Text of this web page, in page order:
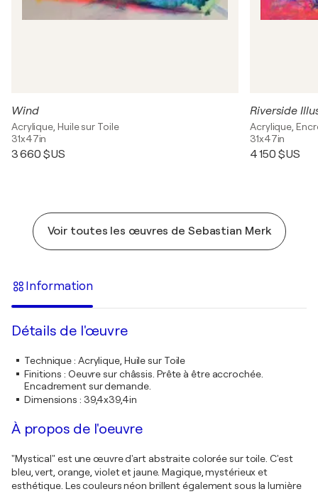
Wind
Acrylique, Huile sur Toile
31x47in
3 660 $US
Riverside
Acrylique,
31x47in
4 150 $US
Voir toutes les œuvres de Sebastian Merk
Information
Détails de l'œuvre
Technique: Acrylique, Huile sur Toile
Finitions : Oeuvre sur châssis. Prête à être accrochée.
Encadrement sur demande.
Dimensions : 39,4x39,4in
À propos de l'oeuvre
"Mystical" est une œuvre d'art abstraite colorée sur toile. C'est
bleu, vert, orange, violet et jaune. Magique, mystérieux et
esthétique. Les couleurs néon brillent également sous la lumière